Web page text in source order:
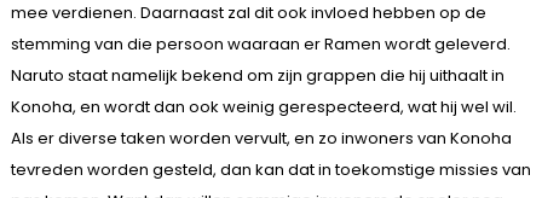
mee verdienen. Daarnaast zal dit ook invloed hebben op de
stemming van die persoon waaraan er Ramen wordt geleverd.
Naruto staat namelijk bekend om zijn grappen die hij uithaalt in
Konoha, en wordt dan ook weinig gerespecteerd, wat hij wel wil.
Als er diverse taken worden vervult, en zo inwoners van Konoha
tevreden worden gesteld, dan kan dat in toekomstige missies van